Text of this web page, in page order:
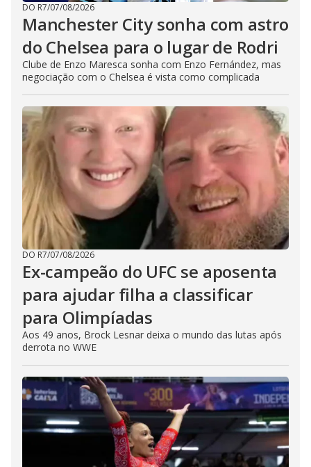
DO R7/07/08/2026
Manchester City sonha com astro
do Chelsea para o lugar de Rodri
Clube de Enzo Maresca sonha com Enzo Fernández, mas
negociação com o Chelsea é vista como complicada
DO R7/07/08/2026
Ex-campeão do UFC se aposenta
para ajudar filha a classificar
para Olimpíadas
Aos 49 anos, Brock Lesnar deixa o mundo das lutas após
derrota no WWE